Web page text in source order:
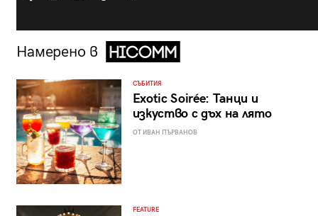
Намерено в
СЪБИТИЯ
Exotic Soirée: Танци и
изкуство с дъх на лято
ОТ ИВАН ПЪРВАНОВ
FEATURE